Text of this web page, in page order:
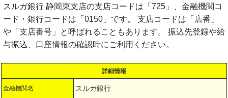
スルガ銀行 静岡東支店の支店コードは「725」、金融機関コ
ード・銀行コードは「0150」です。 支店コードは「店番」
や「支店番号」と呼ばれることもあります。 振込先登録や給
与振込、口座情報の確認時にご利用ください。
詳細情報
金融機関名 スルガ銀行